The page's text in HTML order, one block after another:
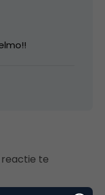
te